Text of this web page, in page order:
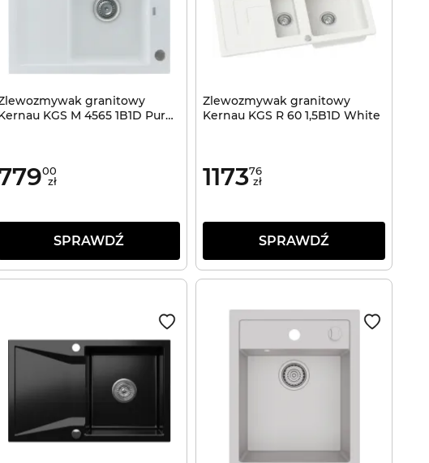
granitowy
KGS M 4565 1B1D Pure
00
zł
SPRAWDŹ
Zlewozmywak granitowy
Kernau KGS R 60 1,5B1D White
117376
zł
SPRAWDŹ